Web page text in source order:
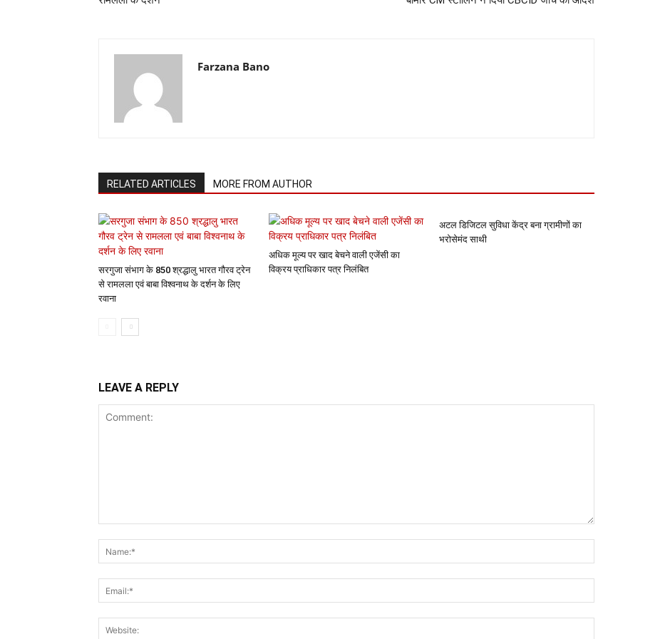
Farzana Bano
RELATED ARTICLES MORE FROM AUTHOR
सरगुजा संभाग के 850 श्रद्धालु भारत गौरव ट्रेन
से रामलला एवं बाबा विश्वनाथ के दर्शन के लिए
रवाना
अधिक मूल्य पर खाद बेचने वाली एजेंसी का
विक्रय प्राधिकार पत्र निलंबित
अटल डिजिटल सुविधा केंद्र बना ग्रामीणों का
भरोसेमंद साथी
LEAVE A REPLY